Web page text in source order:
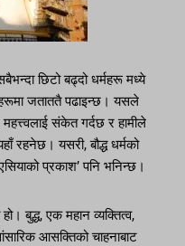
छिटो बढ्दो धर्महरू मध्ये
जताततै पढाइन्छ। यसले
संकेत गर्दछ र हामीले
रहनेछ। यसरी, बौद्ध धर्मको
प्रकाश’ पनि भनिन्छ।
बुद्ध, एक महान व्यक्तित्व,
आसक्तिको चाहनाबाट